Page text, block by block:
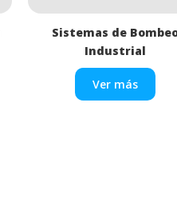
Sistemas de
Industrial
Ver más